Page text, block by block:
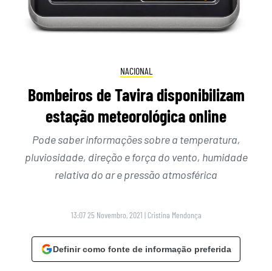
NACIONAL
Bombeiros de Tavira disponibilizam
estação meteorológica online
Pode saber informações sobre a temperatura,
pluviosidade, direção e força do vento, humidade
relativa do ar e pressão atmosférica
13:07 25 Novembro, 2021 | Cristina Mendonça
Definir como fonte de informação preferida